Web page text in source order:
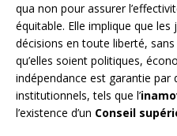
qua non pour assurer
équitable. Elle implique que
décisions en toute liberté,
qu’elles soient politiques,
indépendance est garantie par
institutionnels, tels que l’
l’existence d’un Conseil